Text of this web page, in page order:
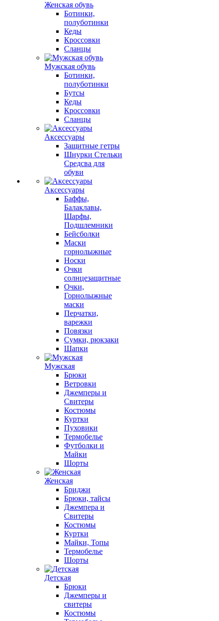
Женская обувь
Ботинки,
полуботинки
Кеды
Кроссовки
Сланцы
Мужская обувь
Ботинки,
полуботинки
Бутсы
Кеды
Кроссовки
Сланцы
Аксессуары
Защитные гетры
Шнурки Стельки
Средсва для
обуви
Аксессуары
Баффы,
Балаклавы,
Шарфы,
Подшлемники
Бейсболки
Маски
горнолыжные
Носки
Очки
солнцезащитные
Очки,
Горнолыжные
маски
Перчатки,
варежки
Повязки
Сумки, рюкзаки
Шапки
Мужская
Брюки
Ветровки
Джемперы и
Свитеры
Костюмы
Куртки
Пуховики
Термобелье
Футболки и
Майки
Шорты
Женская
Бриджи
Брюки, тайсы
Джемпера и
Свитеры
Костюмы
Куртки
Майки, Топы
Термобелье
Шорты
Детская
Брюки
Джемперы и
свитеры
Костюмы